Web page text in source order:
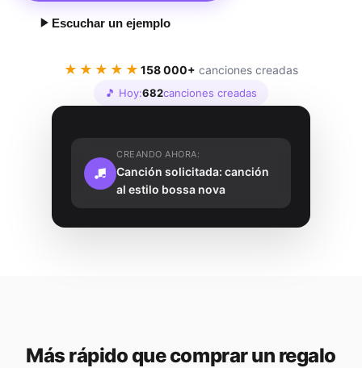
Escuchar un ejemplo
★★★★★ 158 000+ canciones creadas
🎵 Hoy:682canciones creadas
CREANDO AHORA:
Canción solicitada: canción
al estilo bossa nova
Más rápido que comprar un regalo